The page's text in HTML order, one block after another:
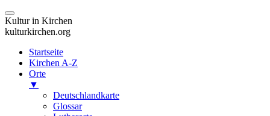
Kultur in Kirchen
kulturkirchen.org
Startseite
Kirchen A-Z
Orte
▼
Deutschlandkarte
Glossar